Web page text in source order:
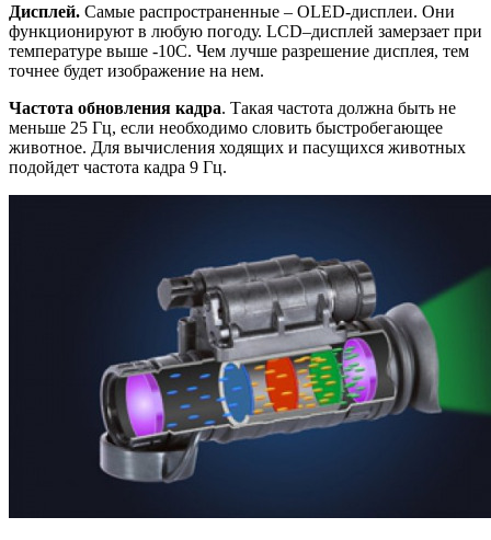
Дисплей. Самые распространенные – OLED-дисплеи. Они
функционируют в любую погоду. LCD–дисплей замерзает при
температуре выше -10С. Чем лучше разрешение дисплея, тем
точнее будет изображение на нем.
Частота обновления кадра. Такая частота должна быть не
меньше 25 Гц, если необходимо словить быстробегающее
животное. Для вычисления ходящих и пасущихся животных
подойдет частота кадра 9 Гц.